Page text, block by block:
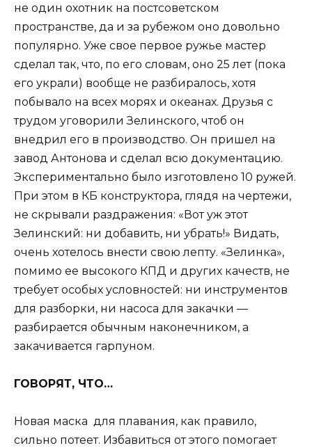
не один охотник на постсоветском
пространстве, да и за рубежом оно довольно
популярно. Уже свое первое ружье мастер
сделал так, что, по его словам, оно 25 лет (пока
его украли) вообще не разбиралось, хотя
побывало на всех морях и океанах. Друзья с
трудом уговорили Зелинского, чтоб он
внедрил его в производство. Он пришел на
завод Антонова и сделал всю документацию.
Экспериментально было изготовлено 10 ружей.
При этом в КБ конструктора, глядя на чертежи,
не скрывали раздражения: «Вот уж этот
Зелинский: ни добавить, ни убрать!» Видать,
очень хотелось внести свою лепту. «Зелинка»,
помимо ее высокого КПД и других качеств, не
требует особых условностей: ни инструментов
для разборки, ни насоса для закачки —
разбирается обычным наконечником, а
закачивается гарпуном.
ГОВОРЯТ, ЧТО…
Новая маска для плавания, как правило,
сильно потеет. Избавиться от этого помогает